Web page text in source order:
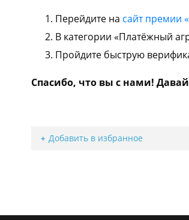
Перейдите на сайт премии
В категории «Платёжный
Пройдите быструю
Спасибо, что вы с нами!
Добавить в избранное